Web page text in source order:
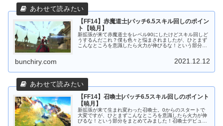
【FF14】赤魔道士|パッチ6.5スキル回しのポイン
ト【暁月】
新拡張が来て赤魔道士をレベル90にしたけどスキル回しど
うするんだこれ？僕も色々と悩まされましたが、ひとまず
こんなところを意識したら火力が伸びるな！という部分を
bunchiry.com 2021.12.12
【FF14】召喚士|パッチ6.5スキル回しのポイント
【暁月】
新拡張が来て生まれ変わった召喚士。0からのスタートで
大変ですが、ひとまずこんなところを意識したら火力が伸
びるな！という部分をまとめてみました！召喚士デビュー